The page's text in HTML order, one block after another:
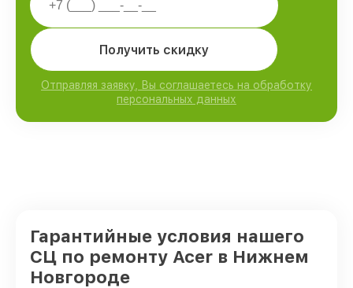
Получить скидку
Отправляя заявку, Вы соглашаетесь на обработку
персональных данных
Гарантийные условия нашего
СЦ по ремонту Acer в Нижнем
Новгороде